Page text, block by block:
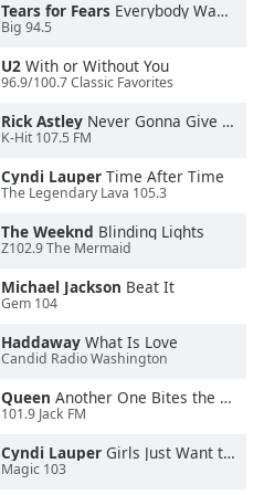
Tears for Fears Everybody Wants To Rule the World
Big 94.5
U2 With or Without You
96.9/100.7 Classic Favorites
Rick Astley Never Gonna Give You Up
K-Hit 107.5 FM
Cyndi Lauper Time After Time
The Legendary Lava 105.3
The Weeknd Blinding Lights
Z102.9 The Mermaid
Michael Jackson Beat It
Gem 104
Haddaway What Is Love
Candid Radio Washington
Queen Another One Bites the Dust
101.9 Jack FM
Cyndi Lauper Girls Just Want to Have Fun
Magic 103